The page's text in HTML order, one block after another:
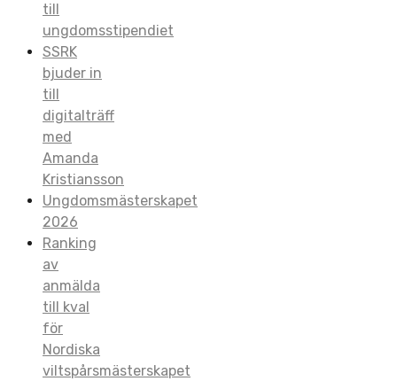
till
ungdomsstipendiet
SSRK
bjuder in
till
digitalträff
med
Amanda
Kristiansson
Ungdomsmästerskapet
2026
Ranking
av
anmälda
till kval
för
Nordiska
viltspårsmästerskapet